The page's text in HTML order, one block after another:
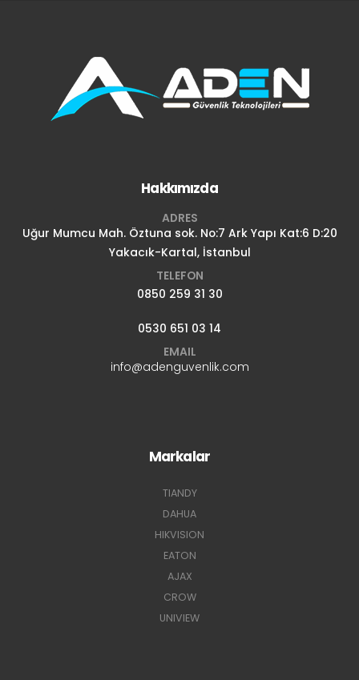
Hakkımızda
ADRES
Uğur Mumcu Mah. Öztuna sok. No:7 Ark Yapı Kat:6 D:20
Yakacık-Kartal, İstanbul
TELEFON
0850 259 31 30
0530 651 03 14
EMAIL
info@adenguvenlik.com
Markalar
TIANDY
DAHUA
HIKVISION
EATON
AJAX
CROW
UNIVIEW